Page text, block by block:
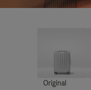
Original